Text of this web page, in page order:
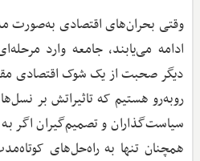
وقتی بحران‌های اقتصادی به‌صورت
ادامه می‌یابند، جامعه وارد
دیگر صحبت از یک شوک اقتصادی
روبه‌رو هستیم که تاثیراتش بر
سیاست‌گذاران و تصمیم‌گیران اگر
همچنان تنها به راه‌حل‌های